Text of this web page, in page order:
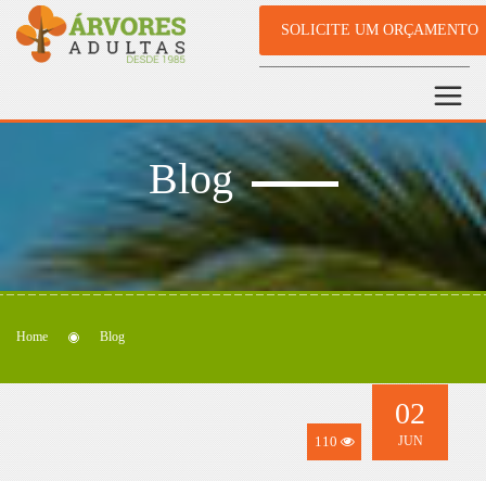
SOLICITE UM ORÇAMENTO
Blog
Home Blog
110
02
JUN